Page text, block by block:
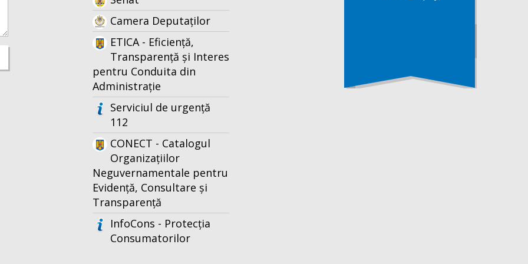
Camera Deputaților
ETICA - Eficiență,
Transparență și Interes
pentru Conduita din
Administrație
Serviciul de urgență
112
CONECT - Catalogul
Organizațiilor
Neguvernamentale pentru
Evidență, Consultare și
Transparență
InfoCons - Protecția
Consumatorilor